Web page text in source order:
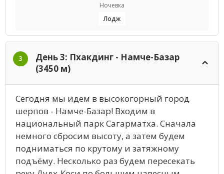
Ночевка
Лодж
3
День 3: Пхакдинг - Намче-Базар
(3450 м)
Сегодня мы идем в высокогорный город
шерпов - Намче-Базар! Входим в
национальный парк Сагарматха. Сначала
немного сбросим высоту, а затем будем
подниматься по крутому и затяжному
подъёму. Несколько раз будем пересекать